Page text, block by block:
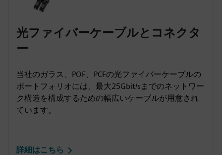
光ファイバーケーブルとコネクタ
ー
当社のガラス、POF、PCFの光ファイバーケーブルの
ポートフォリオには、最大25Gbit/sまでのネットワー
ク構造を構成するための幅広いケーブルが用意され
ています。
詳細はこちら